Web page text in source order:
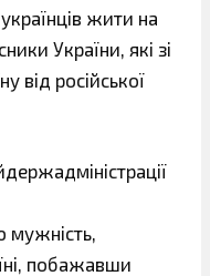
жити на
України, які зі
від російської
мужність,
побажавши